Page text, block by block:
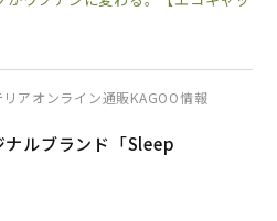
アオンライン通販KAGOO情報
ナルブランド「Sleep